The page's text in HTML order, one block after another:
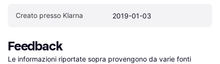
Creato presso Klarna 2019-01-03
Feedback
Le informazioni riportate sopra provengono da varie fonti